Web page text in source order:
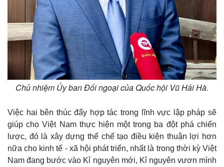
Chủ nhiệm Ủy ban Đối ngoại của Quốc hội Vũ Hải Hà.
Việc hai bên thúc đẩy hợp tác trong lĩnh vực lập pháp sẽ
giúp cho Việt Nam thực hiện một trong ba đột phá chiến
lược, đó là xây dựng thể chế tạo điều kiện thuận lợi hơn
nữa cho kinh tế - xã hội phát triển, nhất là trong thời kỳ Việt
Nam đang bước vào Kỉ nguyên mới, Kỉ nguyên vươn mình